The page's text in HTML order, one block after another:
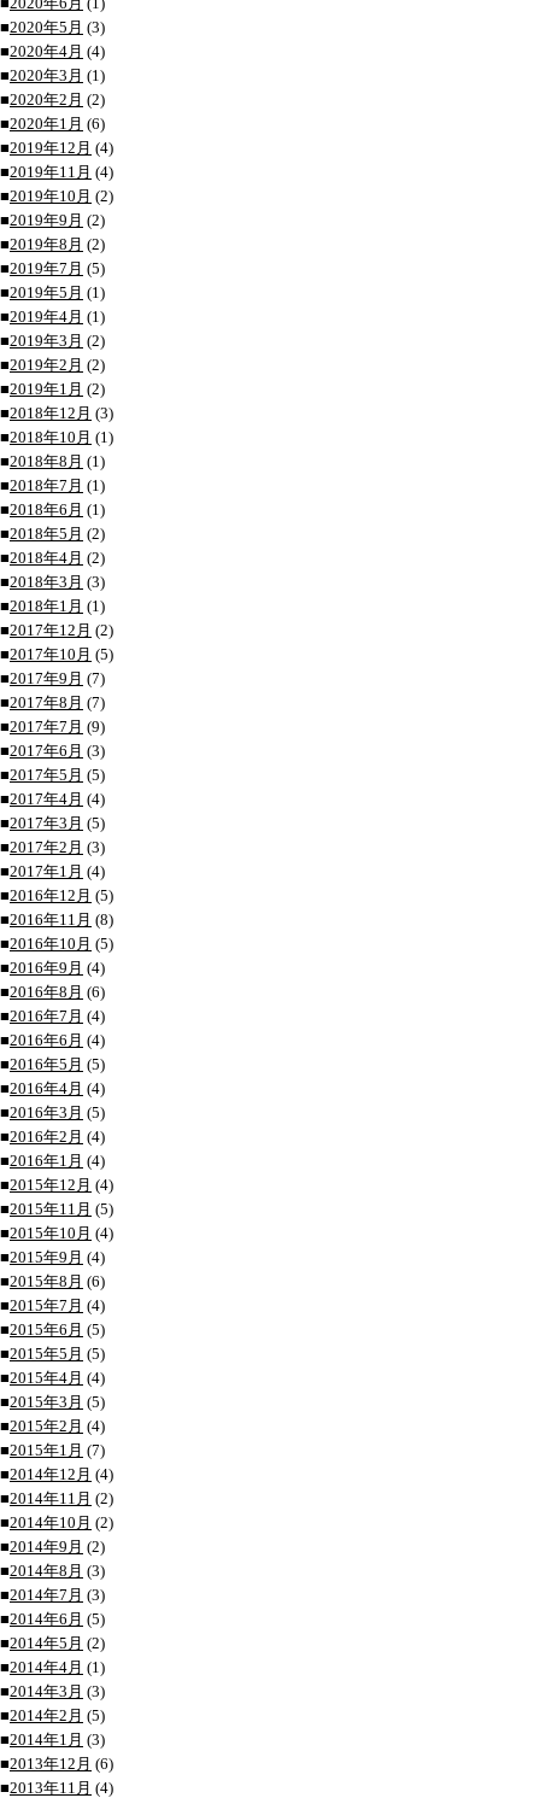
■2020年6月 (1)
■2020年5月 (3)
■2020年4月 (4)
■2020年3月 (1)
■2020年2月 (2)
■2020年1月 (6)
■2019年12月 (4)
■2019年11月 (4)
■2019年10月 (2)
■2019年9月 (2)
■2019年8月 (2)
■2019年7月 (5)
■2019年5月 (1)
■2019年4月 (1)
■2019年3月 (2)
■2019年2月 (2)
■2019年1月 (2)
■2018年12月 (3)
■2018年10月 (1)
■2018年8月 (1)
■2018年7月 (1)
■2018年6月 (1)
■2018年5月 (2)
■2018年4月 (2)
■2018年3月 (3)
■2018年1月 (1)
■2017年12月 (2)
■2017年10月 (5)
■2017年9月 (7)
■2017年8月 (7)
■2017年7月 (9)
■2017年6月 (3)
■2017年5月 (5)
■2017年4月 (4)
■2017年3月 (5)
■2017年2月 (3)
■2017年1月 (4)
■2016年12月 (5)
■2016年11月 (8)
■2016年10月 (5)
■2016年9月 (4)
■2016年8月 (6)
■2016年7月 (4)
■2016年6月 (4)
■2016年5月 (5)
■2016年4月 (4)
■2016年3月 (5)
■2016年2月 (4)
■2016年1月 (4)
■2015年12月 (4)
■2015年11月 (5)
■2015年10月 (4)
■2015年9月 (4)
■2015年8月 (6)
■2015年7月 (4)
■2015年6月 (5)
■2015年5月 (5)
■2015年4月 (4)
■2015年3月 (5)
■2015年2月 (4)
■2015年1月 (7)
■2014年12月 (4)
■2014年11月 (2)
■2014年10月 (2)
■2014年9月 (2)
■2014年8月 (3)
■2014年7月 (3)
■2014年6月 (5)
■2014年5月 (2)
■2014年4月 (1)
■2014年3月 (3)
■2014年2月 (5)
■2014年1月 (3)
■2013年12月 (6)
■2013年11月 (4)